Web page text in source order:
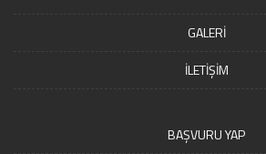
GALERİ
İLETİŞİM
BAŞVURU YAP